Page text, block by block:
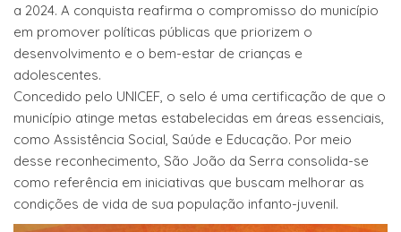
a 2024. A conquista reafirma o compromisso do município
em promover políticas públicas que priorizem o
desenvolvimento e o bem-estar de crianças e
adolescentes.
Concedido pelo UNICEF, o selo é uma certificação de que o
município atinge metas estabelecidas em áreas essenciais,
como Assistência Social, Saúde e Educação. Por meio
desse reconhecimento, São João da Serra consolida-se
como referência em iniciativas que buscam melhorar as
condições de vida de sua população infanto-juvenil.